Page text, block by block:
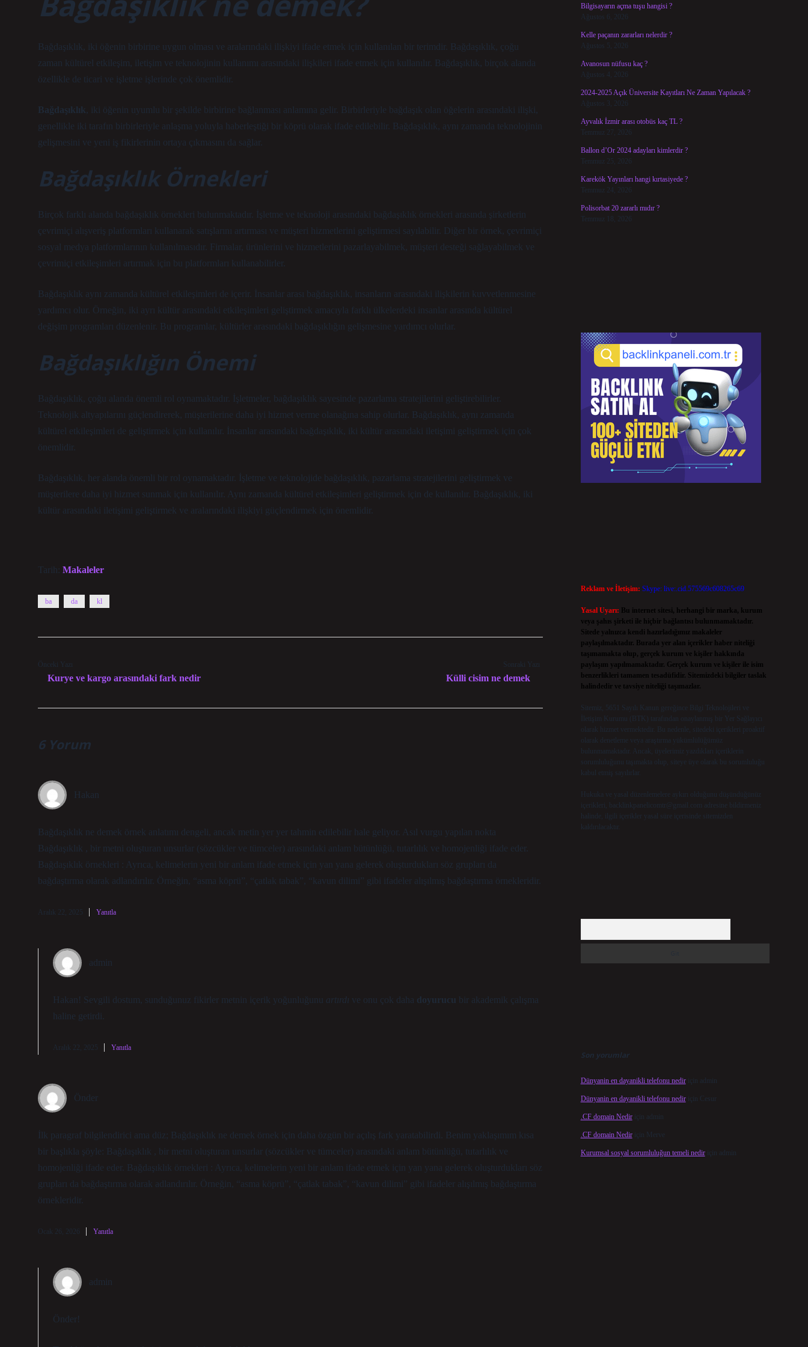
Bağdaşıklık, iki öğenin birbirine uygun olması ve aralarındaki ilişkiyi ifade etmek için kullanılan bir terimdir. Bağdaşıklık, çoğu
zaman kültürel etkileşim, iletişim ve teknolojinin kullanımı arasındaki ilişkileri ifade etmek için kullanılır. Bağdaşıklık, birçok alanda
özellikle de ticari ve işletme işlerinde çok önemlidir.
Bağdaşıklık, iki öğenin uyumlu bir şekilde birbirine bağlanması anlamına gelir. Birbirleriyle bağdaşık olan öğelerin arasındaki ilişki,
genellikle iki tarafın birbirleriyle anlaşma yoluyla haberleştiği bir köprü olarak ifade edilebilir. Bağdaşıklık, aynı zamanda teknolojinin
gelişmesini ve yeni iş fikirlerinin ortaya çıkmasını da sağlar.
Bağdaşıklık Örnekleri
Birçok farklı alanda bağdaşıklık örnekleri bulunmaktadır. İşletme ve teknoloji arasındaki bağdaşıklık örnekleri arasında şirketlerin
çevrimiçi alışveriş platformları kullanarak satışlarını artırması ve müşteri hizmetlerini geliştirmesi sayılabilir. Diğer bir örnek, çevrimiçi
sosyal medya platformlarının kullanılmasıdır. Firmalar, ürünlerini ve hizmetlerini pazarlayabilmek, müşteri desteği sağlayabilmek ve
çevrimiçi etkileşimleri artırmak için bu platformları kullanabilirler.
Bağdaşıklık aynı zamanda kültürel etkileşimleri de içerir. İnsanlar arası bağdaşıklık, insanların arasındaki ilişkilerin kuvvetlenmesine
yardımcı olur. Örneğin, iki ayrı kültür arasındaki etkileşimleri geliştirmek amacıyla farklı ülkelerdeki insanlar arasında kültürel
değişim programları düzenlenir. Bu programlar, kültürler arasındaki bağdaşıklığın gelişmesine yardımcı olurlar.
Bağdaşıklığın Önemi
Bağdaşıklık, çoğu alanda önemli rol oynamaktadır. İşletmeler, bağdaşıklık sayesinde pazarlama stratejilerini geliştirebilirler.
Teknolojik altyapılarını güçlendirerek, müşterilerine daha iyi hizmet verme olanağına sahip olurlar. Bağdaşıklık, aynı zamanda
kültürel etkileşimleri de geliştirmek için kullanılır. İnsanlar arasındaki bağdaşıklık, iki kültür arasındaki iletişimi geliştirmek için çok
önemlidir.
Bağdaşıklık, her alanda önemli bir rol oynamaktadır. İşletme ve teknolojide bağdaşıklık, pazarlama stratejilerini geliştirmek ve
müşterilere daha iyi hizmet sunmak için kullanılır. Aynı zamanda kültürel etkileşimleri geliştirmek için de kullanılır. Bağdaşıklık, iki
kültür arasındaki iletişimi geliştirmek ve aralarındaki ilişkiyi güçlendirmek için önemlidir.
Tarih: Makaleler
ba da kl
Önceki Yazı
Kurye ve kargo arasındaki fark nedir
Sonraki Yazı
Külli cisim ne demek
6 Yorum
Hakan
Bağdaşıklık ne demek örnek anlatımı dengeli, ancak metin yer yer tahmin edilebilir hale geliyor. Asıl vurgu yapılan nokta
Bağdaşıklık , bir metni oluşturan unsurlar (sözcükler ve tümceler) arasındaki anlam bütünlüğü, tutarlılık ve homojenliği ifade eder.
Bağdaşıklık örnekleri : Ayrıca, kelimelerin yeni bir anlam ifade etmek için yan yana gelerek oluşturdukları söz grupları da
bağdaştırma olarak adlandırılır. Örneğin, “asma köprü”, “çatlak tabak”, “kavun dilimi” gibi ifadeler alışılmış bağdaştırma örnekleridir.
Aralık 22, 2025 Yanıtla
admin
Hakan! Sevgili dostum, sunduğunuz fikirler metnin içerik yoğunluğunu artırdı ve onu çok daha doyurucu bir akademik çalışma
haline getirdi.
Aralık 22, 2025 Yanıtla
Önder
İlk paragraf bilgilendirici ama düz; Bağdaşıklık ne demek örnek için daha özgün bir açılış fark yaratabilirdi. Benim yaklaşımım kısa
bir başlıkla şöyle: Bağdaşıklık , bir metni oluşturan unsurlar (sözcükler ve tümceler) arasındaki anlam bütünlüğü, tutarlılık ve
homojenliği ifade eder. Bağdaşıklık örnekleri : Ayrıca, kelimelerin yeni bir anlam ifade etmek için yan yana gelerek oluşturdukları söz
grupları da bağdaştırma olarak adlandırılır. Örneğin, “asma köprü”, “çatlak tabak”, “kavun dilimi” gibi ifadeler alışılmış bağdaştırma
örnekleridir.
Ocak 26, 2026 Yanıtla
admin
Önder!
Bilgisayarın açma tuşu hangisi ?
Ağustos 6, 2026
Kelle paçanın zararları nelerdir ?
Ağustos 5, 2026
Avanosun nüfusu kaç ?
Ağustos 4, 2026
2024-2025 Açık Üniversite Kayıtları Ne Zaman Yapılacak ?
Ağustos 3, 2026
Ayvalık İzmir arası otobüs kaç TL ?
Temmuz 27, 2026
Ballon d’Or 2024 adayları kimlerdir ?
Temmuz 25, 2026
Karekök Yayınları hangi kırtasiyede ?
Temmuz 24, 2026
Polisorbat 20 zararlı mıdır ?
Temmuz 18, 2026
Reklam ve İletişim: Skype: live:.cid.575569c608265c69
Yasal Uyarı:
Bu internet sitesi, herhangi bir marka, kurum
veya şahıs şirketi ile hiçbir bağlantısı bulunmamaktadır.
Sitede yalnızca kendi hazırladığımız makaleler
paylaşılmaktadır. Burada yer alan içerikler haber niteliği
taşımamakta olup, gerçek kurum ve kişiler hakkında
paylaşım yapılmamaktadır. Gerçek kurum ve kişiler ile isim
benzerlikleri tamamen tesadüfidir. Sitemizdeki bilgiler taslak
halindedir ve tavsiye niteliği taşımazlar.
Sitemiz, 5651 Sayılı Kanun gereğince Bilgi Teknolojileri ve
İletişim Kurumu (BTK) tarafından onaylanmış bir Yer Sağlayıcı
olarak hizmet vermektedir. Bu nedenle, sitedeki içerikleri proaktif
olarak denetleme veya araştırma yükümlülüğümüz
bulunmamaktadır. Ancak, üyelerimiz yazdıkları içeriklerin
sorumluluğunu taşımakta olup, siteye üye olarak bu sorumluluğu
kabul etmiş sayılırlar.
Hukuka ve yasal düzenlemelere aykırı olduğunu düşündüğünüz
içerikleri,
backlinkpanelicomtr@gmail.com adresine bildirmeniz
halinde, ilgili içerikler yasal süre içerisinde sitemizden
kaldırılacaktır.
Son yorumlar
Dünyanin en dayanikli telefonu nediriçin admin
Dünyanin en dayanikli telefonu nediriçin Cesur
.CF domain Nediriçin admin
.CF domain Nediriçin Merve
Kurumsal sosyal sorumluluğun temeli nediriçin admin